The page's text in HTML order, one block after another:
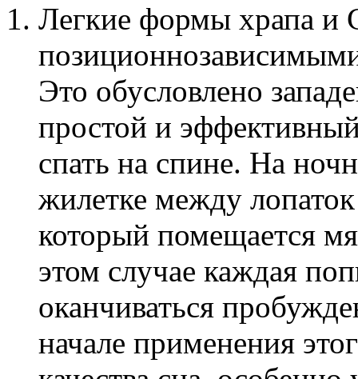
Легкие формы храпа и
Это обусловлено
простой и
спать на спине. На
жилетке между
который помещается
этом случае каждая
оканчиваться
начале применения